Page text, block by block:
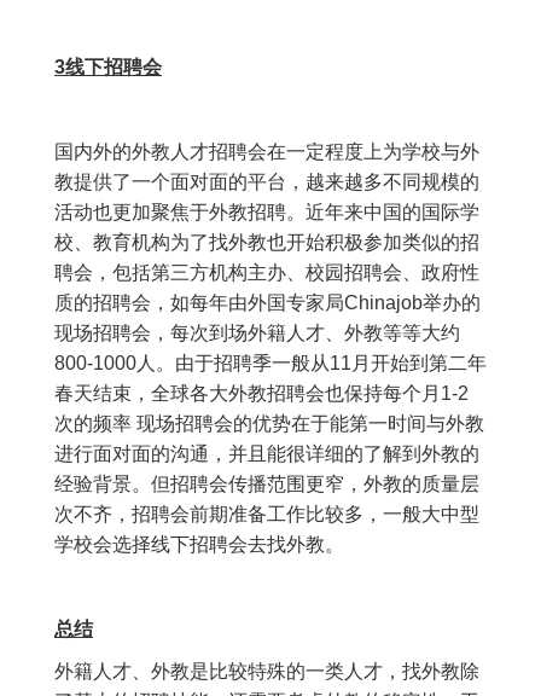
3线下招聘会
国内外的外教人才招聘会在一定程度上为学校与外
教提供了一个面对面的平台，越来越多不同规模的
活动也更加聚焦于外教招聘。近年来中国的国际学
校、教育机构为了找外教也开始积极参加类似的招
聘会，包括第三方机构主办、校园招聘会、政府性
质的招聘会，如每年由外国专家局Chinajob举办的
现场招聘会，每次到场外籍人才、外教等等大约
800-1000人。由于招聘季一般从11月开始到第二年
春天结束，全球各大外教招聘会也保持每个月1-2
次的频率 现场招聘会的优势在于能第一时间与外教
进行面对面的沟通，并且能很详细的了解到外教的
经验背景。但招聘会传播范围更窄，外教的质量层
次不齐，招聘会前期准备工作比较多，一般大中型
学校会选择线下招聘会去找外教。
总结
外籍人才、外教是比较特殊的一类人才，找外教除